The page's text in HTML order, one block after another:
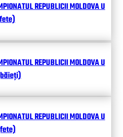
REPUBLICII MOLDOVA U
REPUBLICII MOLDOVA U
REPUBLICII MOLDOVA U